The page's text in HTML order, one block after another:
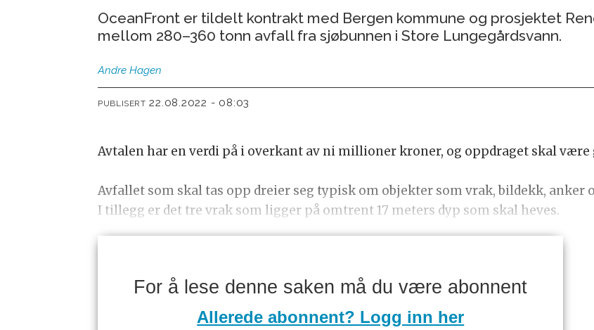
OceanFront er tildelt kontrakt med Bergen kommune og prosjektet
mellom 280–360 tonn avfall fra sjøbunnen i Store Lungegårdsvann.
Andre Hagen
PUBLISERT 22.08.2022 - 08:03
Avtalen har en verdi på i overkant av ni millioner kroner, og oppdraget skal
Avfallet som skal tas opp dreier seg typisk om objekter som vrak, bildekk,
I tillegg er det tre vrak som ligger på omtrent 17 meters dyp som skal heves.
For å lese denne saken må du være abonnent
Allerede abonnent? Logg inn her